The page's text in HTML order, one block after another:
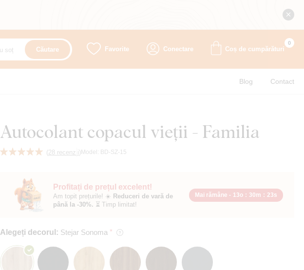
Căutare Favorite Conectare Coș de cumpărături
0
Blog Contact
Autocolant copacul vieții - Familia
(28 recenzii) Model: BD-SZ-15
Profitați de prețul excelent!
Am topit prețurile! ☀️ Reduceri de vară de
până la -30%. ⏳ Timp limitat!
Mai rămâne - 13o : 30m : 21s
Alegeți decorul: Stejar Sonoma